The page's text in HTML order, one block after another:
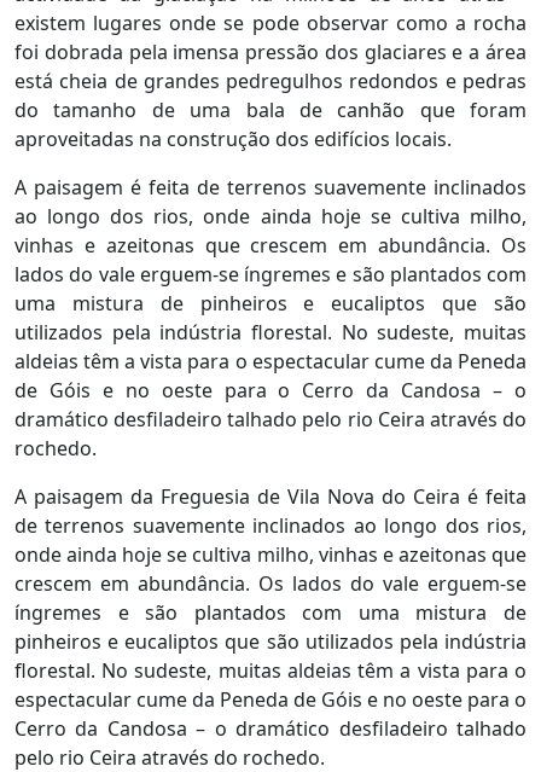
existem lugares onde se pode observar como a rocha
foi dobrada pela imensa pressão dos glaciares e a área
está cheia de grandes pedregulhos redondos e pedras
do tamanho de uma bala de canhão que foram
aproveitadas na construção dos edifícios locais.
A paisagem é feita de terrenos suavemente inclinados
ao longo dos rios, onde ainda hoje se cultiva milho,
vinhas e azeitonas que crescem em abundância. Os
lados do vale erguem-se íngremes e são plantados com
uma mistura de pinheiros e eucaliptos que são
utilizados pela indústria florestal. No sudeste, muitas
aldeias têm a vista para o espectacular cume da Peneda
de Góis e no oeste para o Cerro da Candosa – o
dramático desfiladeiro talhado pelo rio Ceira através do
rochedo.
A paisagem da Freguesia de Vila Nova do Ceira é feita
de terrenos suavemente inclinados ao longo dos rios,
onde ainda hoje se cultiva milho, vinhas e azeitonas que
crescem em abundância. Os lados do vale erguem-se
íngremes e são plantados com uma mistura de
pinheiros e eucaliptos que são utilizados pela indústria
florestal. No sudeste, muitas aldeias têm a vista para o
espectacular cume da Peneda de Góis e no oeste para o
Cerro da Candosa – o dramático desfiladeiro talhado
pelo rio Ceira através do rochedo.